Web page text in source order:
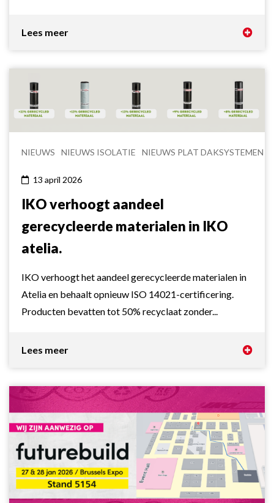
Lees meer
NIEUWS NIEUWS ISOLATIE NIEUWS PLAT DAKSYSTEMEN
13 april 2026
IKO verhoogt aandeel
gerecycleerde materialen in IKO
atelia.
IKO verhoogt het aandeel gerecycleerde materialen in
Atelia en behaalt opnieuw ISO 14021-certificering.
Producten bevatten tot 50% recyclaat zonder...
Lees meer